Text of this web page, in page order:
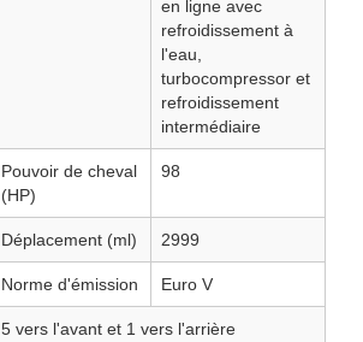
en ligne avec
refroidissement à
l'eau,
turbocompressor et
refroidissement
intermédiaire
Pouvoir de cheval
(HP)
98
Déplacement (ml) 2999
Norme d'émission Euro V
5 vers l'avant et 1 vers l'arrière